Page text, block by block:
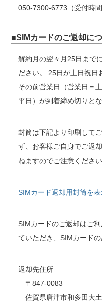
050-7300-6773（受付時
■SIMカードのご返却に
解約月の翌々月25日まで
ださい。 25日が土日祝日
その前営業日（営業日＝
平日）が到着締め切りとな
封筒は下記より印刷して
ず、お客様ご自身でご返
ねますのでご注意ください
SIMカード返却用封筒を表
SIMカードのご返却はご
ていただき、SIMカードの
返却先住所
〒847-0083
佐賀県唐津市和多田大